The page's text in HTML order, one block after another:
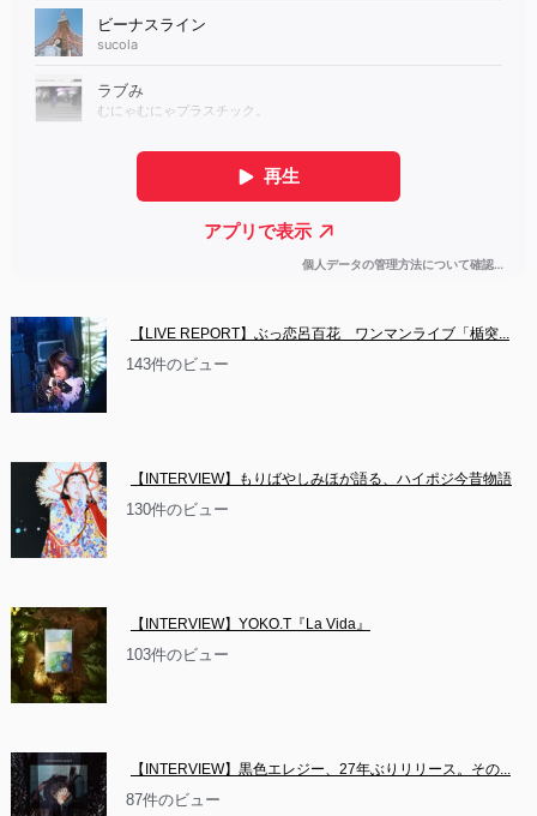
【LIVE REPORT】ぶっ恋呂百花　ワンマンライブ「楯突...
143件のビュー
【INTERVIEW】もりばやしみほが語る、ハイポジ今昔物語
130件のビュー
【INTERVIEW】YOKO.T『La Vida』
103件のビュー
【INTERVIEW】黒色エレジー、27年ぶりリリース。その...
87件のビュー